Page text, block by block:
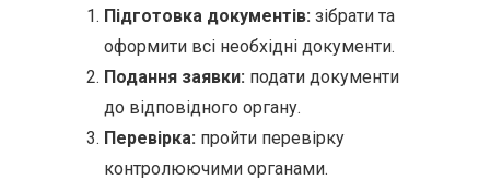
Підготовка документів: зібрати та
оформити всі необхідні документи.
Подання заявки: подати документи
до відповідного органу.
Перевірка: пройти перевірку
контролюючими органами.